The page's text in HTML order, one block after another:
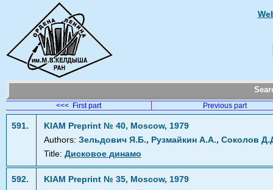
<<< First part Previous part
591.
KIAM Preprint № 40, Moscow, 1979
Authors: Зельдович Я.Б., Рузмайкин А.А., Соколов
Title: Дисковое динамо
592.
KIAM Preprint № 35, Moscow, 1979